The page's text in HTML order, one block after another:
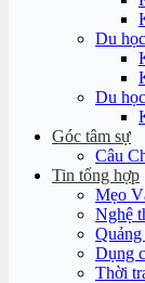
Du
Du
Góc tâm sự
Câu
Tin tổng hợp
Mẹo
Nghệ
Dụng
Thời